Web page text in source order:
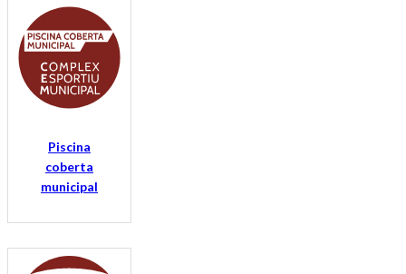
Piscina
coberta
municipal